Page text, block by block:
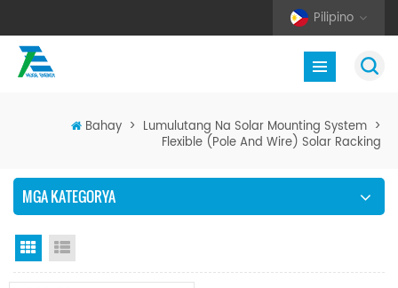
Pilipino
Bahay > Lumulutang Na Solar Mounting System >
Flexible (Pole And Wire) Solar Racking
MGA KATEGORYA
Grid View